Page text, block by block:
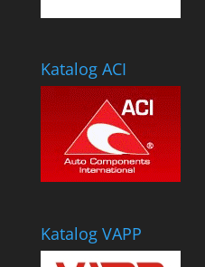
Katalog ACI
Katalog VAPP